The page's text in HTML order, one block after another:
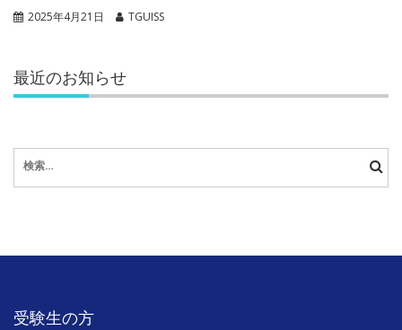
2025年4月21日 TGUISS
最近のお知らせ
索:
受験生の方